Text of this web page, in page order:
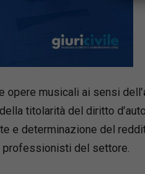
opere musicali ai sensi dell’
titolarità del diritto
e determinazione del
del settore.